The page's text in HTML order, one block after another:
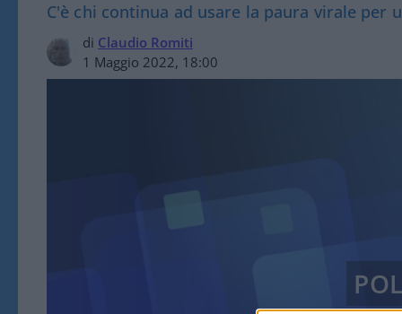
C'è chi continua ad usare la paura virale per
di Claudio Romiti
1 Maggio 2022, 18:00